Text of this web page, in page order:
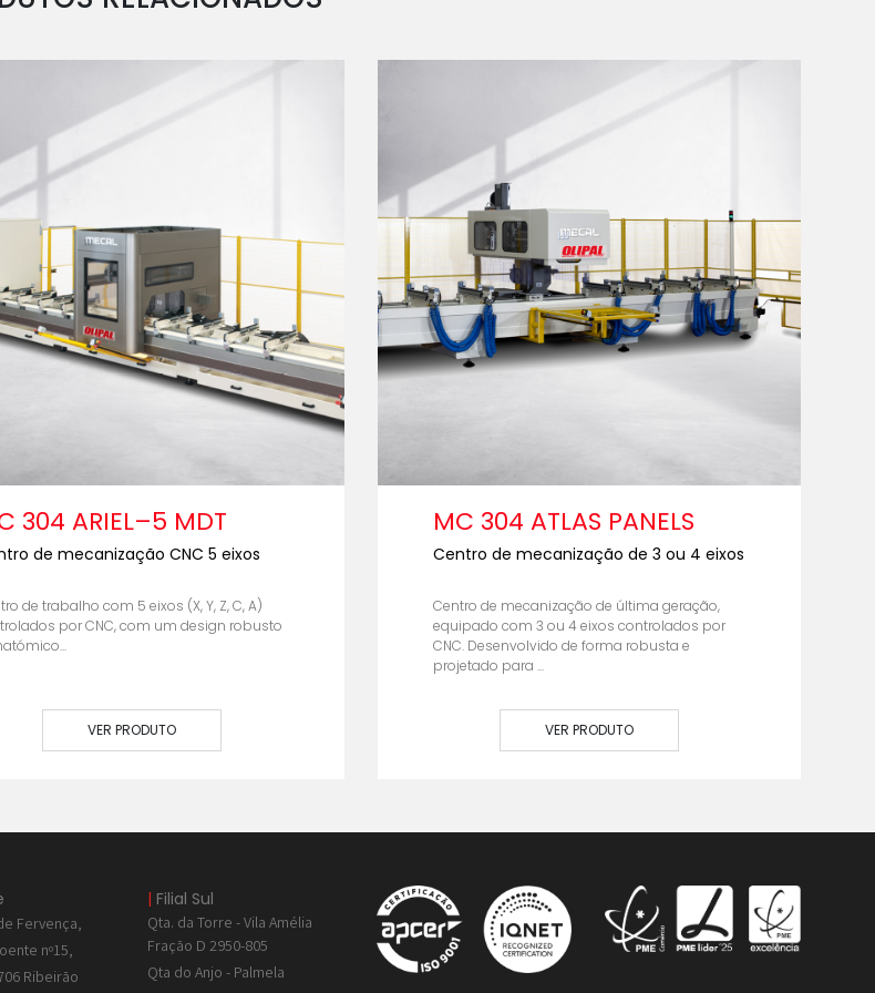
304 ARIEL–5 MDT
de mecanização CNC 5 eixos
de trabalho com 5 eixos (X, Y, Z, C, A)
por CNC, com um design robusto
VER PRODUTO
MC 304 ATLAS PANELS
Centro de mecanização de 3 ou 4 eixos
Centro de mecanização de última geração,
equipado com 3 ou 4 eixos controlados por
CNC. Desenvolvido de forma robusta e
projetado para ...
VER PRODUTO
Fervença,
nº15,
Ribeirão
| Filial Sul
Qta. da Torre - Vila Amélia
Fração D 2950-805
Qta do Anjo - Palmela